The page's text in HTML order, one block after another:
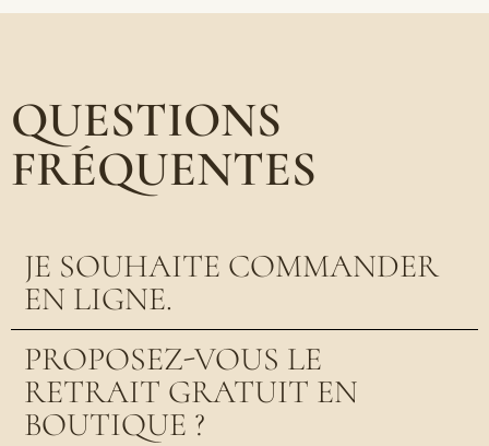
QUESTIONS
FRÉQUENTES
JE SOUHAITE COMMANDER
EN LIGNE.
PROPOSEZ-VOUS LE
RETRAIT GRATUIT EN
BOUTIQUE ?